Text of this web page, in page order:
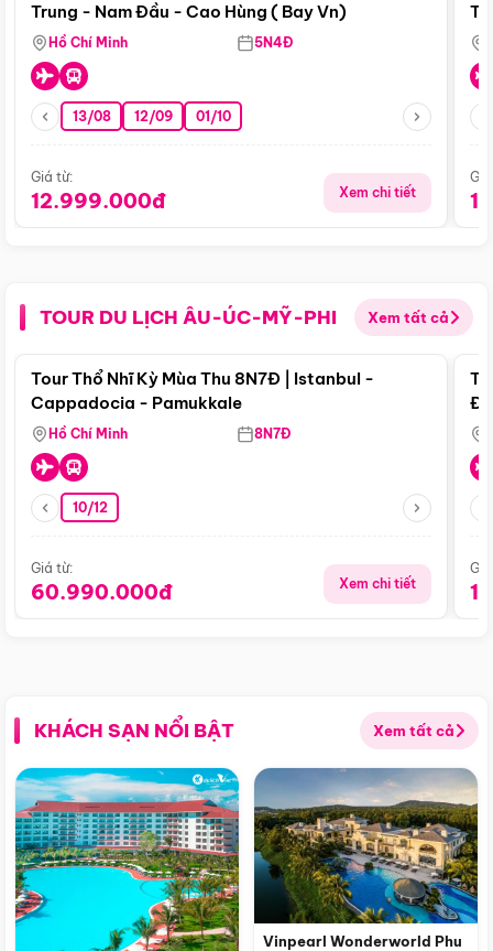
Trung - Nam Đầu - Cao Hùng ( Bay Vn)
Hồ Chí Minh 5N4Đ
13/08 12/09 01/10
Giá từ:
12.999.000đ Xem chi tiết
TOUR DU LỊCH ÂU-ÚC-MỸ-PHI Xem tất cả
Điểm nổi bật
Tour Thổ Nhĩ Kỳ Mùa Thu 8N7Đ | Istanbul -
Cappadocia - Pamukkale
Hồ Chí Minh 8N7Đ
10/12
Giá từ:
60.990.000đ Xem chi tiết
KHÁCH SẠN NỔI BẬT Xem tất cả
Vinpearl Wonderworld Phu